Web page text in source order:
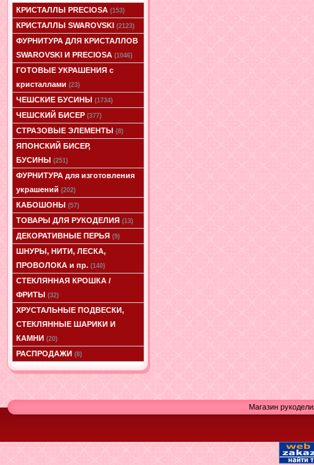
КРИСТАЛЛЫ PRECIOSA (153)
КРИСТАЛЛЫ SWAROVSKI (2123)
ФУРНИТУРА ДЛЯ КРИСТАЛЛОВ
SWAROVSKI И PRECIOSA (1046)
ГОТОВЫЕ УКРАШЕНИЯ с
кристаллами (23)
ЧЕШСКИЕ БУСИНЫ (1734)
ЧЕШСКИЙ БИСЕР (377)
СТРАЗОВЫЕ ЭЛЕМЕНТЫ (8)
ЯПОНСКИЙ БИСЕР,
БУСИНЫ (251)
ФУРНИТУРА для изготовления
украшений (202)
КАБОШОНЫ (57)
ТОВАРЫ ДЛЯ РУКОДЕЛИЯ (13)
ДЕКОРАТИВНЫЕ ПЕРЬЯ (9)
ШНУРЫ, НИТИ, ЛЕСКА,
ПРОВОЛОКА и пр. (140)
СТЕКЛЯННАЯ КРОШКА /
ФРИТЫ (32)
ХРУСТАЛЬНЫЕ ПОДВЕСКИ,
СТЕКЛЯННЫЕ ШАРИКИ И
КАМНИ (20)
РАСПРОДАЖИ (8)
Магазин